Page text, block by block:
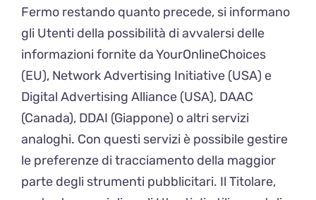
Fermo restando quanto precede, si informano
gli Utenti della possibilità di avvalersi delle
informazioni fornite da YourOnlineChoices
(EU), Network Advertising Initiative (USA) e
Digital Advertising Alliance (USA), DAAC
(Canada), DDAI (Giappone) o altri servizi
analoghi. Con questi servizi è possibile gestire
le preferenze di tracciamento della maggior
parte degli strumenti pubblicitari. Il Titolare,